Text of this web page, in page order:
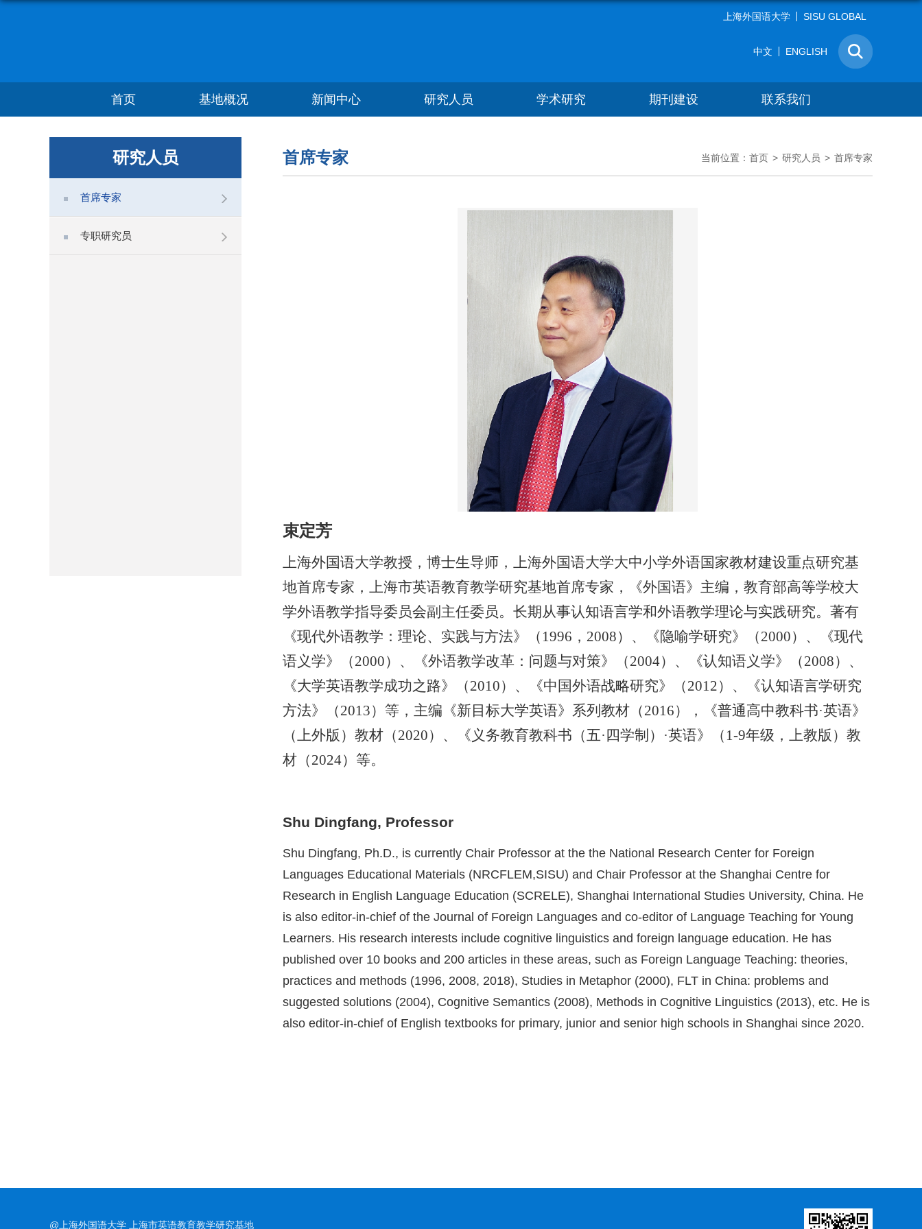
上海外国语大学 SISU GLOBAL
中文 ENGLISH
首页 基地概况 新闻中心 研究人员 学术研究 期刊建设 联系我们
研究人员
首席专家
专职研究员
当前位置： 首页 > 研究人员 > 首席专家
首席专家
束定芳
上海外国语大学教授，博士生导师，上海外国语大学大中小学外语国家教材建设重点研究基
地首席专家，上海市英语教育教学研究基地首席专家，《外国语》主编，教育部高等学校大
学外语教学指导委员会副主任委员。长期从事认知语言学和外语教学理论与实践研究。著有
《现代外语教学：理论、实践与方法》（1996，2008）、《隐喻学研究》（2000）、《现代
语义学》（2000）、《外语教学改革：问题与对策》（2004）、《认知语义学》（2008）、
《大学英语教学成功之路》（2010）、《中国外语战略研究》（2012）、《认知语言学研究
方法》（2013）等，主编《新目标大学英语》系列教材（2016），《普通高中教科书·英语》
（上外版）教材（2020）、《义务教育教科书（五·四学制）·英语》（1-9年级，上教版）教
材（2024）等。
Shu Dingfang, Professor
Shu Dingfang, Ph.D., is currently Chair Professor at the the National Research Center for Foreign
Languages Educational Materials (NRCFLEM,SISU) and Chair Professor at the Shanghai Centre for
Research in English Language Education (SCRELE), Shanghai International Studies University, China. He
is also editor-in-chief of the Journal of Foreign Languages and co-editor of Language Teaching for Young
Learners. His research interests include cognitive linguistics and foreign language education. He has
published over 10 books and 200 articles in these areas, such as Foreign Language Teaching: theories,
practices and methods (1996, 2008, 2018), Studies in Metaphor (2000), FLT in China: problems and
suggested solutions (2004), Cognitive Semantics (2008), Methods in Cognitive Linguistics (2013), etc. He is
also editor-in-chief of English textbooks for primary, junior and senior high schools in Shanghai since 2020.
@上海外国语大学 上海市英语教育教学研究基地